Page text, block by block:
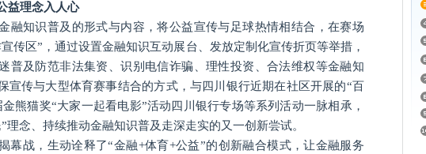
益理念入人心
融知识普及的形式与内容，将公益宣传与足球热情相结合，在赛场
传区”，通过设置金融知识互动展台、发放定制化宣传折页等举措，
普及防范非法集资、识别电信诈骗、理性投资、合法维权等金融知
宣传与大型体育赛事结合的方式，与四川银行近期在社区开展的“百
金熊猫奖“大家一起看电影”活动四川银行专场等系列活动一脉相承，
理念、持续推动金融知识普及走深走实的又一创新尝试。
幕战，生动诠释了“金融+体育+公益”的创新融合模式，让金融服务